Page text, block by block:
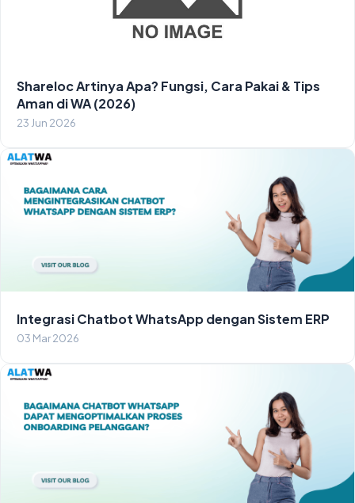
Shareloc Artinya Apa? Fungsi, Cara Pakai & Tips
Aman di WA (2026)
23 Jun 2026
Integrasi Chatbot WhatsApp dengan Sistem ERP
03 Mar 2026